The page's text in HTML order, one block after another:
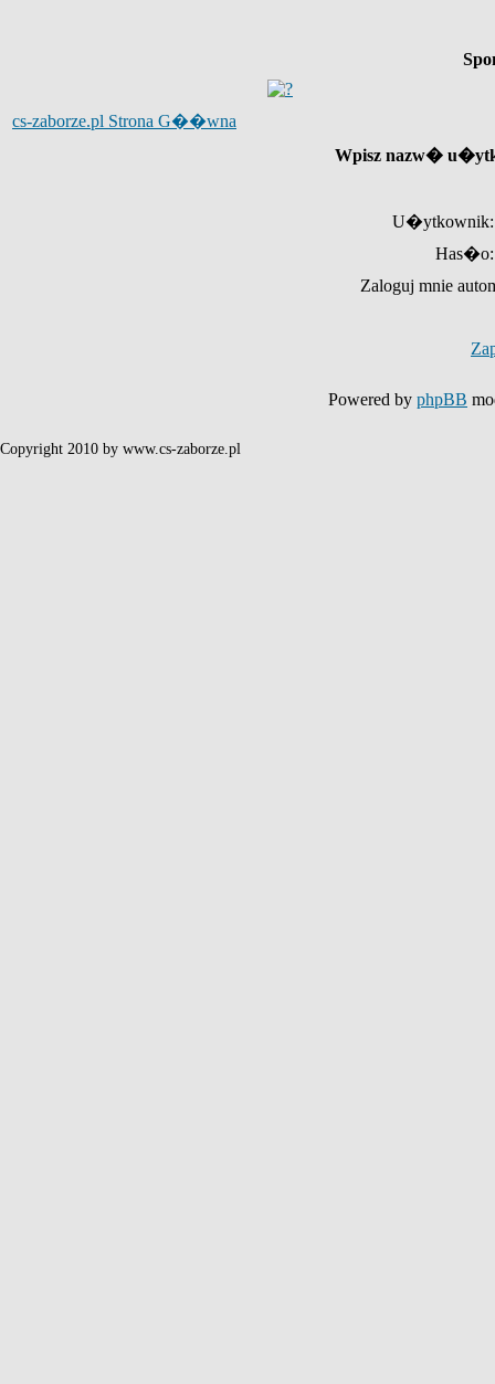
cs-zaborze.pl Strona G��wna
Wpisz nazw�
U�ytkownik:
Has�o:
Zaloguj mnie
Powered by phpBB
Copyright 2010 by www.cs-zaborze.pl